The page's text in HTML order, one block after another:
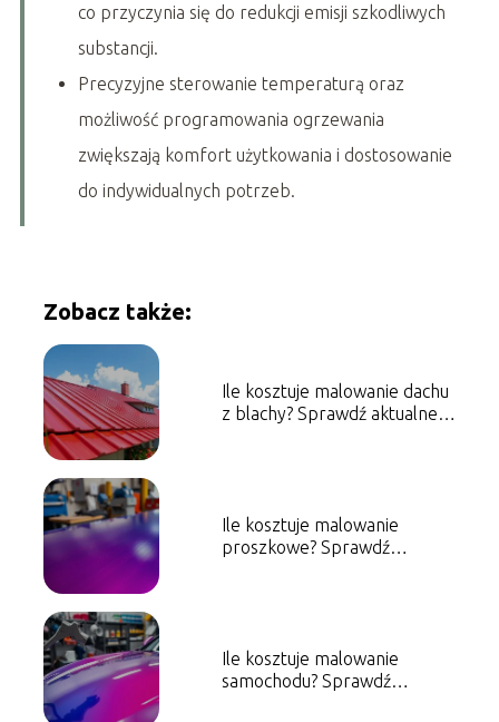
co przyczynia się do redukcji emisji szkodliwych
substancji.
Precyzyjne sterowanie temperaturą oraz
możliwość programowania ogrzewania
zwiększają komfort użytkowania i dostosowanie
do indywidualnych potrzeb.
Zobacz także:
Ile kosztuje malowanie dachu
z blachy? Sprawdź aktualne
Ile kosztuje malowanie
proszkowe? Sprawdź
Ile kosztuje malowanie
samochodu? Sprawdź